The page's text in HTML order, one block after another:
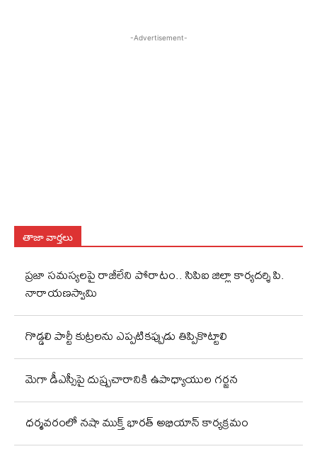
-Advertisement-
తాజా వార్తలు
ప్రజా సమస్యలపై రాజీలేని పోరాటం.. సిపిఐ జిల్లా కార్యదర్శి పి.
నారాయణస్వామి
గొడ్డలి పార్టీ కుట్రలను ఎప్పటికప్పుడు తిప్పికొట్టాలి
మెగా డీఎస్సీపై దుష్ప్రచారానికి ఉపాధ్యాయుల గర్జన
ధర్మవరంలో నషా ముక్త్ భారత్ అభియాన్ కార్యక్రమం